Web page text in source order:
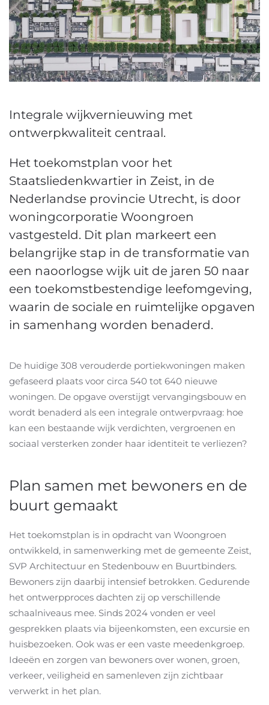
Integrale wijkvernieuwing met
ontwerpkwaliteit centraal.
Het toekomstplan voor het
Staatsliedenkwartier in Zeist, in de
Nederlandse provincie Utrecht, is door
woningcorporatie Woongroen
vastgesteld. Dit plan markeert een
belangrijke stap in de transformatie van
een naoorlogse wijk uit de jaren 50 naar
een toekomstbestendige leefomgeving,
waarin de sociale en ruimtelijke opgaven
in samenhang worden benaderd.
De huidige 308 verouderde portiekwoningen maken
gefaseerd plaats voor circa 540 tot 640 nieuwe
woningen. De opgave overstijgt vervangingsbouw en
wordt benaderd als een integrale ontwerpvraag: hoe
kan een bestaande wijk verdichten, vergroenen en
sociaal versterken zonder haar identiteit te verliezen?
Plan samen met bewoners en de
buurt gemaakt
Het toekomstplan is in opdracht van Woongroen
ontwikkeld, in samenwerking met de gemeente Zeist,
SVP Architectuur en Stedenbouw en Buurtbinders.
Bewoners zijn daarbij intensief betrokken. Gedurende
het ontwerpproces dachten zij op verschillende
schaalniveaus mee. Sinds 2024 vonden er veel
gesprekken plaats via bijeenkomsten, een excursie en
huisbezoeken. Ook was er een vaste meedenkgroep.
Ideeën en zorgen van bewoners over wonen, groen,
verkeer, veiligheid en samenleven zijn zichtbaar
verwerkt in het plan.